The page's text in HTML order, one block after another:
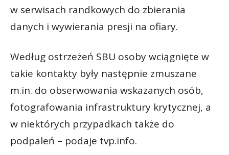
w serwisach randkowych do zbierania
danych i wywierania presji na ofiary.
Według ostrzeżeń SBU osoby wciągnięte w
takie kontakty były następnie zmuszane
m.in. do obserwowania wskazanych osób,
fotografowania infrastruktury krytycznej, a
w niektórych przypadkach także do
podpaleń – podaje tvp.info.